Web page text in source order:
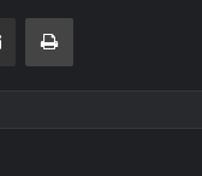
E-Posta ile paylaş Yazdır